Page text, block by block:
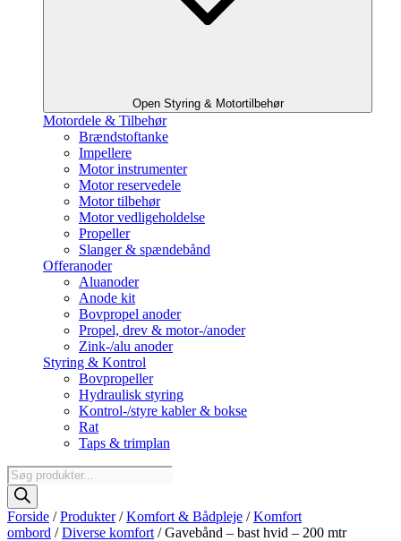
Open Styring & Motortilbehør
Motordele & Tilbehør
Brændstoftanke
Impellere
Motor instrumenter
Motor reservedele
Motor tilbehør
Motor vedligeholdelse
Propeller
Slanger & spændebånd
Offeranoder
Aluanoder
Anode kit
Bovpropel anoder
Propel, drev & motor-/anoder
Zink-/alu anoder
Styring & Kontrol
Bovpropeller
Hydraulisk styring
Kontrol-/styre kabler & bokse
Rat
Taps & trimplan
Products
search
Forside /Produkter/Komfort & Bådpleje /Komfort
ombord /Diverse komfort / Gavebånd – bast hvid – 200 mtr